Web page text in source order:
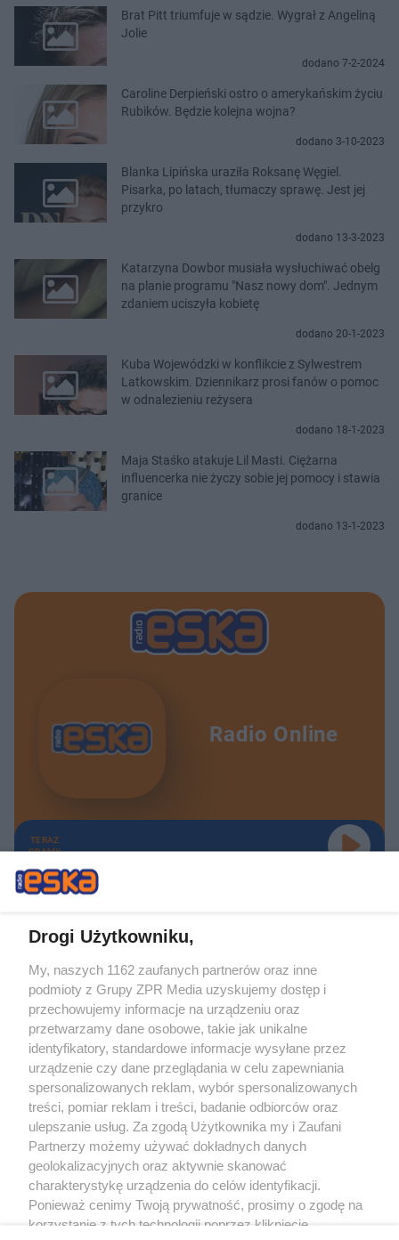
Brat Pitt triumfuje w sądzie. Wygrał z Angeliną
Jolie
dodano 7-2-2024
Caroline Derpieński ostro o amerykańskim życiu
Rubików. Będzie kolejna wojna?
dodano 3-10-2023
Blanka Lipińska uraziła Roksanę Węgiel.
Pisarka, po latach, tłumaczy sprawę. Jest jej
przykro
dodano 13-3-2023
Katarzyna Dowbor musiała wysłuchiwać obelg
na planie programu "Nasz nowy dom". Jednym
zdaniem uciszyła kobietę
dodano 20-1-2023
Kuba Wojewódzki w konflikcie z Sylwestrem
Latkowskim. Dziennikarz prosi fanów o pomoc
w odnalezieniu reżysera
dodano 18-1-2023
Maja Staśko atakuje Lil Masti. Ciężarna
influencerka nie życzy sobie jej pomocy i stawia
granice
dodano 13-1-2023
Radio Online
TERAZ
GRAMY
Żaden utwór zamieszczony w serwisie nie może być powielany i
rozpowszechniany lub dalej rozpowszechniany w jakikolwiek sposób (w
tym także elektroniczny lub mechaniczny) na jakimkolwiek polu
eksploatacji w jakiejkolwiek formie, włącznie z umieszczaniem w Internecie
bez pisemnej zgody właściciela praw. Jakiekolwiek użycie lub
wykorzystanie utworów w całości lub w części z naruszeniem prawa, tzn.
bez właściwej zgody, jest zabronione pod groźbą kary i może być ścigane
prawnie.
O nas
Drogi Użytkowniku,
My, naszych 1162 zaufanych partnerów oraz inne
podmioty z Grupy ZPR Media uzyskujemy dostęp i
przechowujemy informacje na urządzeniu oraz
przetwarzamy dane osobowe, takie jak unikalne
identyfikatory, standardowe informacje wysyłane przez
urządzenie czy dane przeglądania w celu zapewniania
spersonalizowanych reklam, wybór spersonalizowanych
treści, pomiar reklam i treści, badanie odbiorców oraz
ulepszanie usług. Za zgodą Użytkownika my i Zaufani
Partnerzy możemy używać dokładnych danych
geolokalizacyjnych oraz aktywnie skanować
charakterystykę urządzenia do celów identyfikacji.
Ponieważ cenimy Twoją prywatność, prosimy o zgodę na
korzystanie z tych technologii poprzez kliknięcie